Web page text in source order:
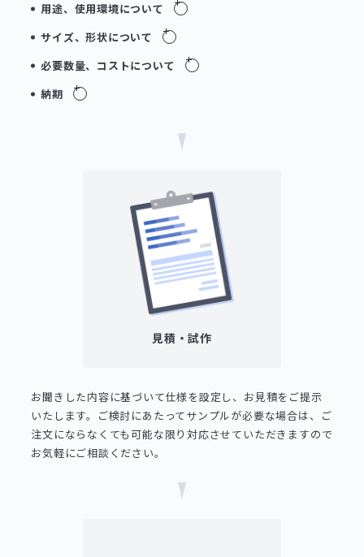
用途、使用環境について
サイズ、形状について
必要数量、コストについて
納期
見積・試作
お聞きした内容に基づいて仕様を設定し、お見積をご提示
いたします。ご検討にあたってサンプルが必要な場合は、ご
注文にならなくても可能な限り対応させていただきますので
お気軽にご相談ください。